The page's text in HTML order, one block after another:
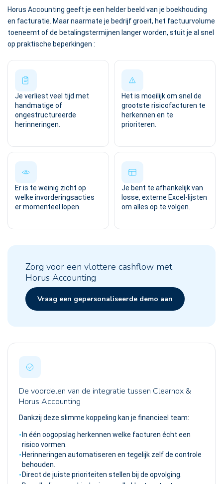
Horus Accounting geeft je een helder beeld van je boekhouding
en facturatie. Maar naarmate je bedrijf groeit, het factuurvolume
toeneemt of de betalingstermijnen langer worden, stuit je al snel
op praktische beperkingen :
Je verliest veel tijd met
handmatige of
ongestructureerde
herinneringen.
Het is moeilijk om snel de
grootste risicofacturen te
herkennen en te
prioriteren.
Er is te weinig zicht op
welke invorderingsacties
er momenteel lopen.
Je bent te afhankelijk van
losse, externe Excel-lijsten
om alles op te volgen.
Zorg voor een vlottere cashflow met
Horus Accounting
Vraag een gepersonaliseerde demo aan
De voordelen van de integratie tussen Clearnox &
Horus Accounting
Dankzij deze slimme koppeling kan je financieel team:
In één oogopslag herkennen welke facturen écht een
risico vormen.
Herinneringen automatiseren en tegelijk zelf de controle
behouden.
Direct de juiste prioriteiten stellen bij de opvolging.